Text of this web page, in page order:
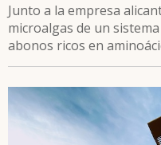
Junto a la empresa
microalgas de un
abonos ricos en